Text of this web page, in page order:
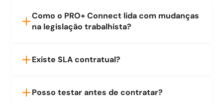
Como o PRO+ Connect lida com mudanças
na legislação trabalhista?
Existe SLA contratual?
Posso testar antes de contratar?